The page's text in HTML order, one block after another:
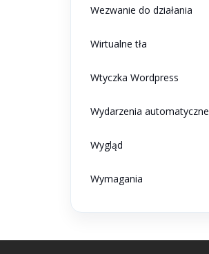
Wezwanie do działania
Wirtualne tła
Wtyczka Wordpress
Wydarzenia automatyczne
Wygląd
Wymagania